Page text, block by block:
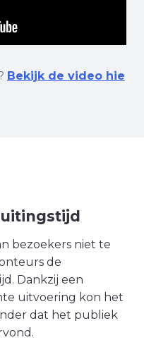
Bekijk de video hie
bezoekers niet te
de
Dankzij een
uitvoering kon het
dat het publiek